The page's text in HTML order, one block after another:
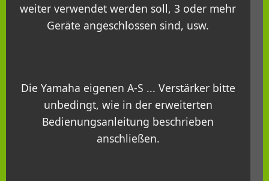
weiter verwendet werden soll, 3 oder mehr
Geräte angeschlossen sind, usw.
Die Yamaha eigenen A-S ... Verstärker bitte
unbedingt, wie in der erweiterten
Bedienungsanleitung beschrieben
anschließen.